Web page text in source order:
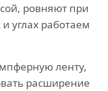
ровняют при
углах работаем
ленту,
расширение